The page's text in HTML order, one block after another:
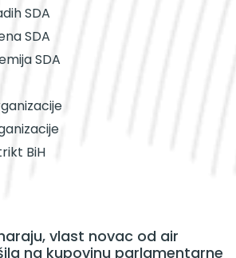
SDA
SDA
SDA
BiH
vlast novac od air
na kupovinu parlamentarne